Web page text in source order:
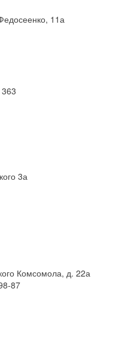
11а
3а
Комсомола, д. 22а
87